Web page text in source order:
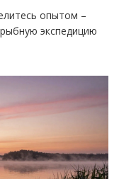
опытом –
экспедицию